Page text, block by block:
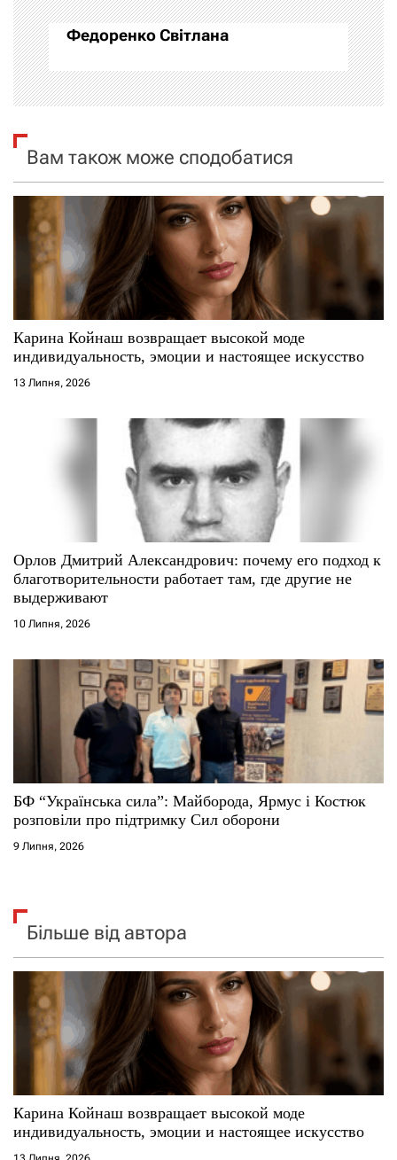
а
ц
і
а
п
с
і
в
Федоренко Світлана
Вам також може сподобатися
Карина Койнаш возвращает высокой моде
индивидуальность, эмоции и настоящее искусство
13 Липня, 2026
Орлов Дмитрий Александрович: почему его подход к
благотворительности работает там, где другие не
выдерживают
10 Липня, 2026
БФ “Українська сила”: Майборода, Ярмус і Костюк
розповіли про підтримку Сил оборони
9 Липня, 2026
Більше від автора
Карина Койнаш возвращает высокой моде
индивидуальность, эмоции и настоящее искусство